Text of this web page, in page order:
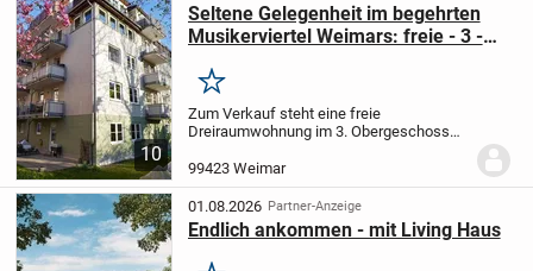
10
Seltene Gelegenheit im begehrten
Musikerviertel Weimars: freie - 3 -
TG-Stellplatz
Merken
Zum Verkauf steht eine freie
Dreiraumwohnung im 3. Obergeschoss
errichteten Mehrfamilienhauses.
Wohnung zeichnet sich insbesondere
durch ihre zwei Balkons aus....
99423 Weimar
01.08.2026 Partner-Anzeige
Endlich ankommen - mit Living Haus